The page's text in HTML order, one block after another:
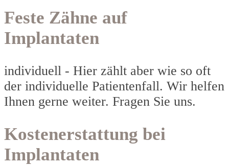
Feste Zähne auf
Implantaten
individuell - Hier zählt aber wie so oft
der individuelle Patientenfall. Wir helfen
Ihnen gerne weiter. Fragen Sie uns.
Kostenerstattung bei
Implantaten